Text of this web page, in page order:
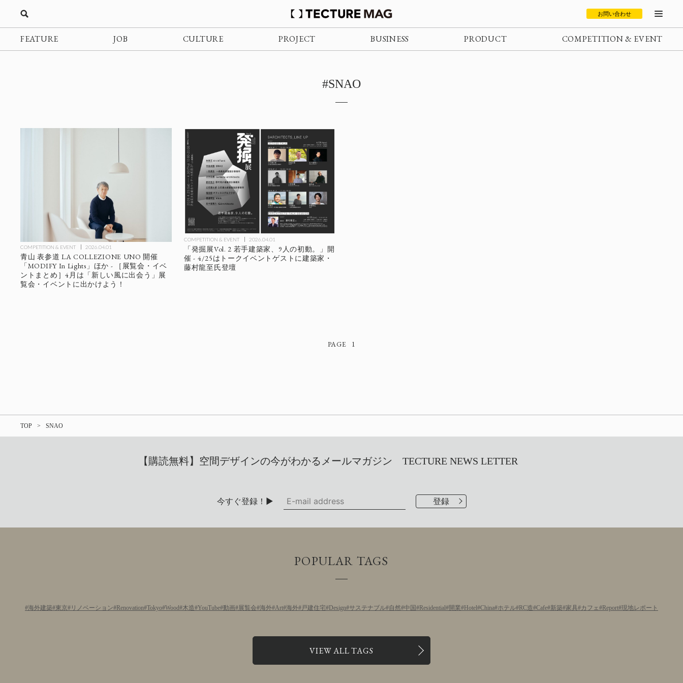
お問い合わせ
FEATURE JOB CULTURE PROJECT BUSINESS PRODUCT COMPETITION & EVENT
#SNAO
COMPETITION & EVENT 2026.04.01
青山 表参道 LA COLLEZIONE UNO 開催
「MODIFY In Lights」ほか - ［展覧会・イベ
ントまとめ］4月は「新しい風に出会う」展
覧会・イベントに出かけよう！
COMPETITION & EVENT 2026.04.01
「発掘展Vol. 2 若手建築家、9人の初動。」開
催 - 4/25はトークイベントゲストに建築家・
藤村龍至氏登壇
1
TOP SNAO
【購読無料】空間デザインの今がわかるメールマガジン TECTURE NEWS LETTER
今すぐ登録！▶
POPULAR TAGS
海外建築 東京 リノベーション Renovation Tokyo Wood 木造 YouTube 動画 展覧会 海外 Art 海外 戸建住宅 Design サステナブル 自然 中国 Residential 開業 Hotel China ホテル RC造 Cafe 新築 家具 カフェ Report 現地レポート
VIEW ALL TAGS